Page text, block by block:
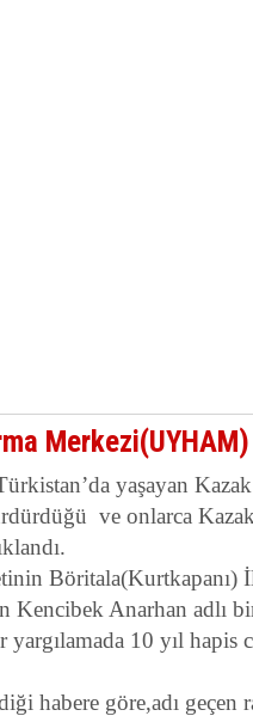
Merkezi(UYHAM)
yaşayan
ve onlarca
Böritala(Kurtkapanı)
Kencibek Anarhan adlı
10 yıl hapis
habere göre,adı geçen